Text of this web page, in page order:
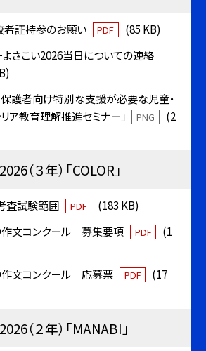
証持参のお願い PDF
(85 KB)
よさこい2026当日についての連絡
護者向け特別な支援が必要な児童・
ア教育理解推進セミナー」
PNG
(2
（３年）「COLOR」
査試験範囲 PDF
(183 KB)
作文コンクール 募集要項
PDF
(1
作文コンクール 応募票
PDF
(17
（２年）「MANABI」